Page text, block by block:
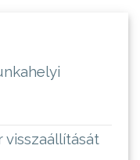
visszaállítását